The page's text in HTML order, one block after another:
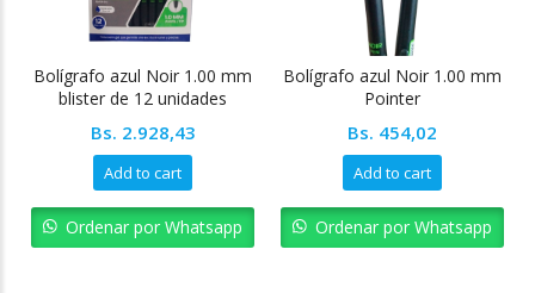
Bolígrafo azul Noir 1.00 mm
blister de 12 unidades
Bs. 2.928,43
Add to cart
Ordenar por Whatsapp
Bolígrafo azul Noir 1.00 mm
Pointer
Bs. 454,02
Add to cart
Ordenar por Whatsapp